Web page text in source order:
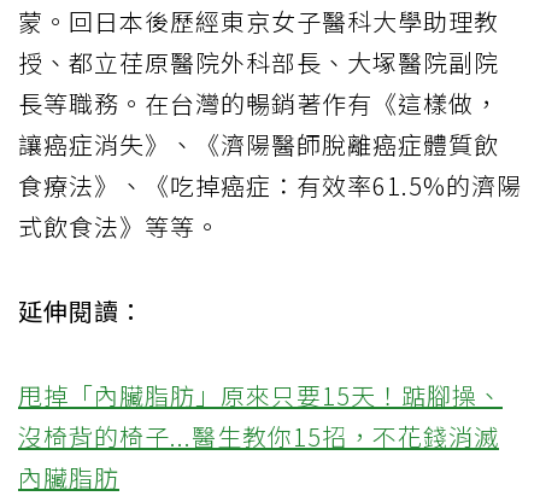
蒙。回日本後歷經東京女子醫科大學助理教
授、都立荏原醫院外科部長、大塚醫院副院
長等職務。在台灣的暢銷著作有《這樣做，
讓癌症消失》、《濟陽醫師脫離癌症體質飲
食療法》、《吃掉癌症：有效率61.5%的濟陽
式飲食法》等等。
延伸閱讀：
甩掉「內臟脂肪」原來只要15天！踮腳操、
沒椅背的椅子...醫生教你15招，不花錢消滅
內臟脂肪